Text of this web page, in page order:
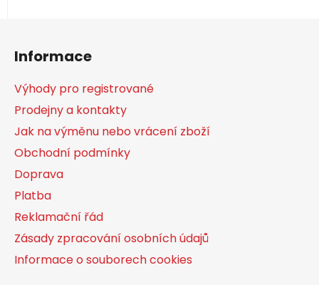
v
Informace
Výhody pro registrované
Prodejny a kontakty
Jak na výměnu nebo vrácení zboží
Obchodní podmínky
Doprava
Platba
Reklamační řád
Zásady zpracování osobních údajů
Informace o souborech cookies